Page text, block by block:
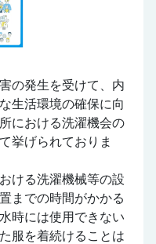
の発生を受けて、内
生活環境の確保に向
における洗濯機会の
挙げられておりま
ける洗濯機械等の設
までの時間がかかる
時には使用できない
服を着続けることは